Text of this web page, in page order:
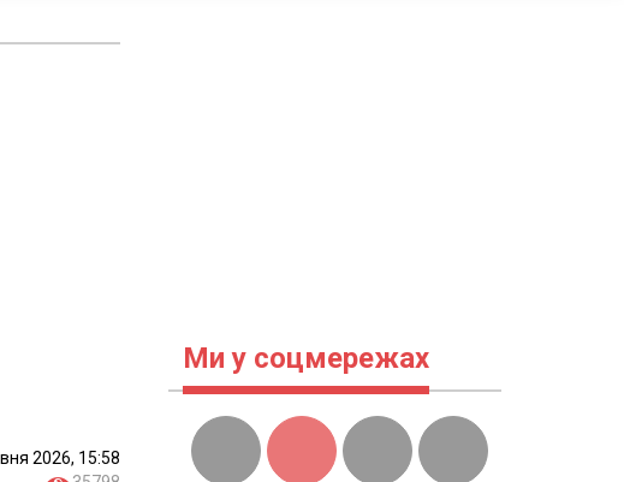
2026, 15:58
Ми у соцмережах